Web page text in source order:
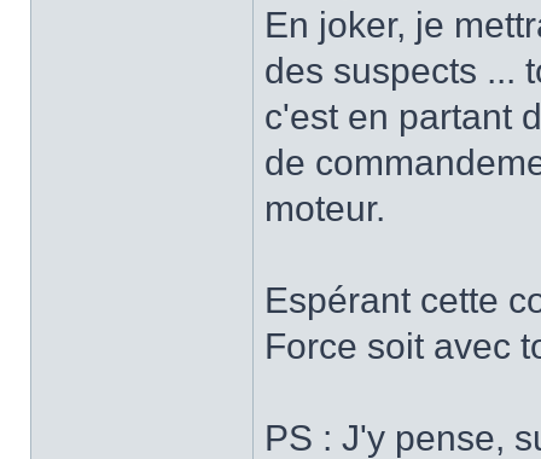
En joker, je
des suspects ...
c'est en partant
de
moteur.
Espérant cette
Force soit avec
PS : J'y pense,